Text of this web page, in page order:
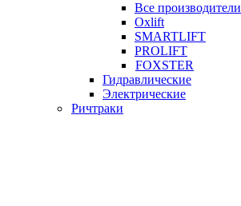
Все производители
Oxlift
SMARTLIFT
PROLIFT
FOXSTER
Гидравлические
Электрические
Ричтраки